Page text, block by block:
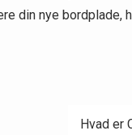
din nye
Hvad er